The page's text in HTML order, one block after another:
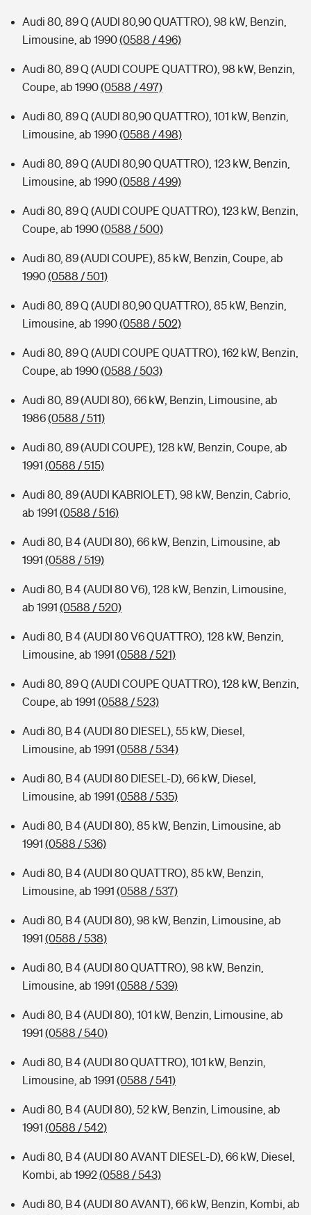
Audi 80, 89 Q (AUDI 80,90 QUATTRO), 98 kW, Benzin,
Limousine, ab 1990(0588 / 496)
Audi 80, 89 Q (AUDI COUPE QUATTRO), 98 kW, Benzin,
Coupe, ab 1990(0588 / 497)
Audi 80, 89 Q (AUDI 80,90 QUATTRO), 101 kW, Benzin,
Limousine, ab 1990(0588 / 498)
Audi 80, 89 Q (AUDI 80,90 QUATTRO), 123 kW, Benzin,
Limousine, ab 1990(0588 / 499)
Audi 80, 89 Q (AUDI COUPE QUATTRO), 123 kW, Benzin,
Coupe, ab 1990(0588 / 500)
Audi 80, 89 (AUDI COUPE), 85 kW, Benzin, Coupe, ab
1990(0588 / 501)
Audi 80, 89 Q (AUDI 80,90 QUATTRO), 85 kW, Benzin,
Limousine, ab 1990(0588 / 502)
Audi 80, 89 Q (AUDI COUPE QUATTRO), 162 kW, Benzin,
Coupe, ab 1990(0588 / 503)
Audi 80, 89 (AUDI 80), 66 kW, Benzin, Limousine, ab
1986(0588 / 511)
Audi 80, 89 (AUDI COUPE), 128 kW, Benzin, Coupe, ab
1991 (0588 / 515)
Audi 80, 89 (AUDI KABRIOLET), 98 kW, Benzin, Cabrio,
ab 1991 (0588 / 516)
Audi 80, B 4 (AUDI 80), 66 kW, Benzin, Limousine, ab
1991 (0588 / 519)
Audi 80, B 4 (AUDI 80 V6), 128 kW, Benzin, Limousine,
ab 1991 (0588 / 520)
Audi 80, B 4 (AUDI 80 V6 QUATTRO), 128 kW, Benzin,
Limousine, ab 1991 (0588 / 521)
Audi 80, 89 Q (AUDI COUPE QUATTRO), 128 kW, Benzin,
Coupe, ab 1991 (0588 / 523)
Audi 80, B 4 (AUDI 80 DIESEL), 55 kW, Diesel,
Limousine, ab 1991 (0588 / 534)
Audi 80, B 4 (AUDI 80 DIESEL-D), 66 kW, Diesel,
Limousine, ab 1991 (0588 / 535)
Audi 80, B 4 (AUDI 80), 85 kW, Benzin, Limousine, ab
1991 (0588 / 536)
Audi 80, B 4 (AUDI 80 QUATTRO), 85 kW, Benzin,
Limousine, ab 1991 (0588 / 537)
Audi 80, B 4 (AUDI 80), 98 kW, Benzin, Limousine, ab
1991 (0588 / 538)
Audi 80, B 4 (AUDI 80 QUATTRO), 98 kW, Benzin,
Limousine, ab 1991 (0588 / 539)
Audi 80, B 4 (AUDI 80), 101 kW, Benzin, Limousine, ab
1991 (0588 / 540)
Audi 80, B 4 (AUDI 80 QUATTRO), 101 kW, Benzin,
Limousine, ab 1991 (0588 / 541)
Audi 80, B 4 (AUDI 80), 52 kW, Benzin, Limousine, ab
1991 (0588 / 542)
Audi 80, B 4 (AUDI 80 AVANT DIESEL-D), 66 kW, Diesel,
Kombi, ab 1992(0588 / 543)
Audi 80, B 4 (AUDI 80 AVANT), 66 kW, Benzin, Kombi, ab